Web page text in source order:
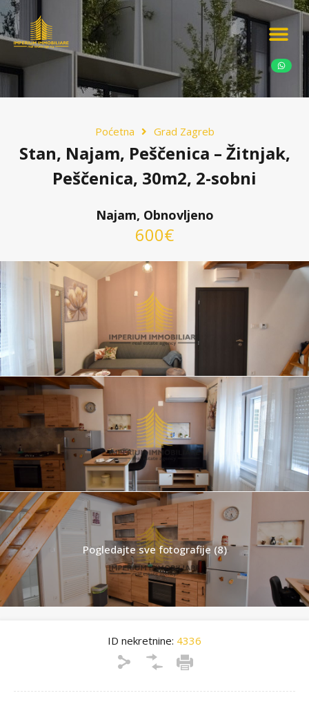
Poćetna Grad Zagreb
Stan, Najam, Peščenica – Žitnjak,
Peščenica, 30m2, 2-sobni
Najam, Obnovljeno
600€
Pogledajte sve fotografije (8)
ID nekretnine: 4336